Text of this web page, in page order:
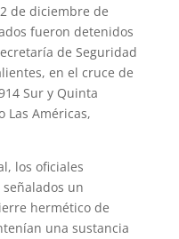
de diciembre de
fueron detenidos
de Seguridad
en el cruce de
Sur y Quinta
Las Américas,
los oficiales
un
hermético de
una sustancia